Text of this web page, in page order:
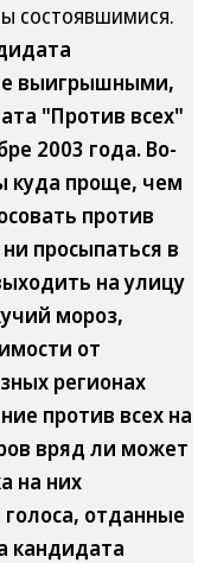
состоявшимися.
выигрышными,
"Против всех"
2003 года. Во-
куда проще, чем
против
просыпаться в
на улицу
мороз,
от
регионах
против всех на
вряд ли может
на них
голоса, отданные
кандидата